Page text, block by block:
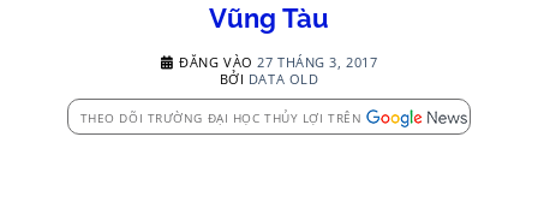
Vũng Tàu
ĐĂNG VÀO 27 THÁNG 3, 2017
BỞI DATA OLD
THEO DÕI TRƯỜNG ĐẠI HỌC THỦY LỢI TRÊN